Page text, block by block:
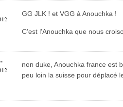
GG JLK ! et VGG à Anouchka !
C’est l’Anouchka que nous
non duke, Anouchka france est
peu loin la suisse pour déplacé